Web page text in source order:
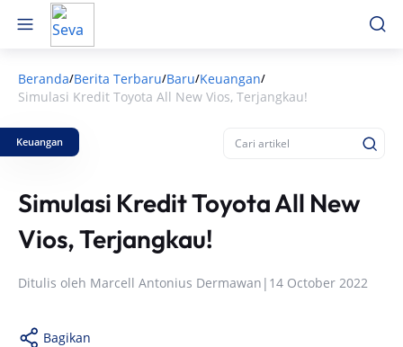
Beranda/Berita Terbaru/Baru/Keuangan/
Simulasi Kredit Toyota All New Vios, Terjangkau!
Keuangan
Simulasi Kredit Toyota All New
Vios, Terjangkau!
Ditulis oleh Marcell Antonius Dermawan | 14 October 2022
Bagikan